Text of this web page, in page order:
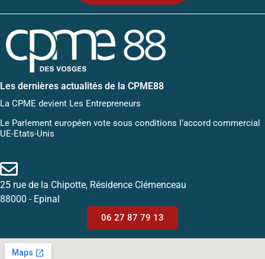
Les dernières actualités de la CPME88
La CPME devient Les Entrepreneurs
Le Parlement européen vote sous conditions l’accord commercial
UE-Etats-Unis
25 rue de la Chipotte, Résidence Clémenceau
88000 - Epinal
06 27 87 79 13